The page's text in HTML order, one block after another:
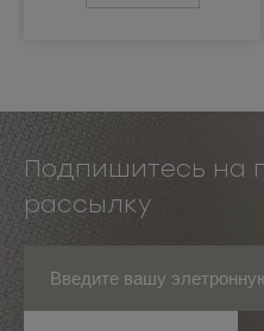
Подпишитесь на
рассылку